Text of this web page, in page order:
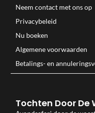
Neem contact met ons op
Privacybeleid
Nu boeken
Algemene voorwaarden
Betalings- en
Tochten Door De